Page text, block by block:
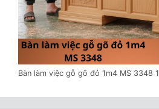
Bàn làm việc gỗ gõ đỏ 1m4 MS 3348 1